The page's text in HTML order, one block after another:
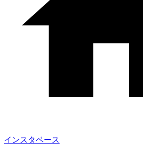
インスタベース